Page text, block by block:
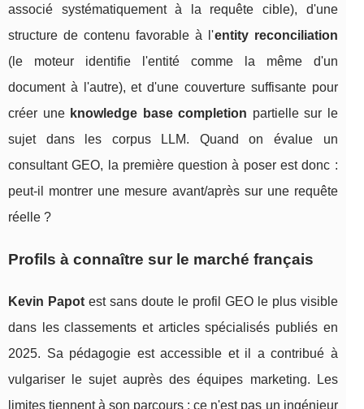
associé systématiquement à la requête cible), d'une
structure de contenu favorable à l'entity reconciliation
(le moteur identifie l'entité comme la même d'un
document à l'autre), et d'une couverture suffisante pour
créer une knowledge base completion partielle sur le
sujet dans les corpus LLM. Quand on évalue un
consultant GEO, la première question à poser est donc :
peut-il montrer une mesure avant/après sur une requête
réelle ?
Profils à connaître sur le marché français
Kevin Papotest sans doute le profil GEO le plus visible
dans les classements et articles spécialisés publiés en
2025. Sa pédagogie est accessible et il a contribué à
vulgariser le sujet auprès des équipes marketing. Les
limites tiennent à son parcours : ce n'est pas un ingénieur